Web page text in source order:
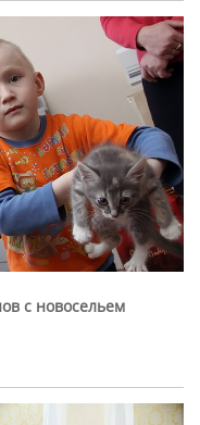
с новосельем